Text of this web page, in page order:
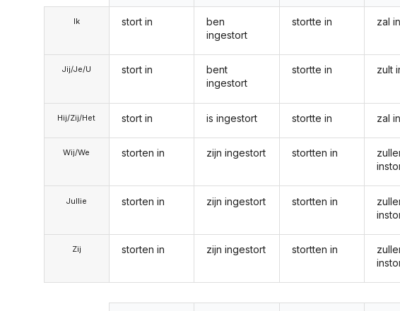
Ik
Jij/Je/U
Hij/Zij/Het
Wij/We
Jullie
Zij
stort in
stort in
stort in
storten in
storten in
storten in
ben
ingestort
bent
ingestort
is ingestort
zijn ingestort
zijn ingestort
zijn ingestort
stortte in
stortte in
stortte in
stortten in
stortten in
stortten in
zal
zult
zal